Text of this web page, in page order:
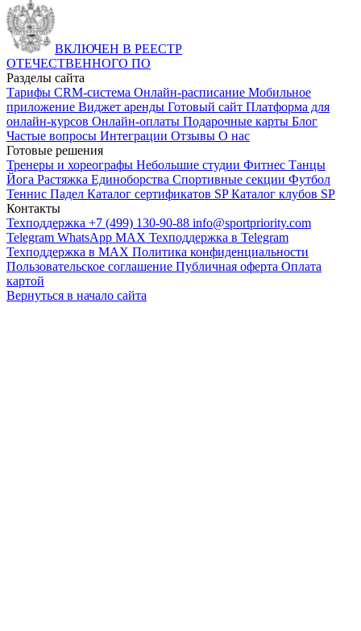
ВКЛЮЧЕН В РЕЕСТР
ОТЕЧЕСТВЕННОГО ПО
Разделы сайта
Тарифы CRM-система Онлайн-расписание Мобильное
приложение Виджет аренды Готовый сайт Платформа для
онлайн-курсов Онлайн-оплаты Подарочные карты Блог
Частые вопросы Интеграции Отзывы О нас
Готовые решения
Тренеры и хореографы Небольшие студии Фитнес Танцы
Йога Растяжка Единоборства Спортивные секции Футбол
Теннис Падел Каталог сертификатов SPКаталог клубов SP
Контакты
Техподдержка +7 (499) 130-90-88 info@sportpriority.com
Telegram WhatsApp MAX Техподдержка в Telegram
Техподдержка в MAX Политика конфиденциальности
Пользовательское соглашение Публичная оферта Оплата
картой
Вернуться в начало сайта